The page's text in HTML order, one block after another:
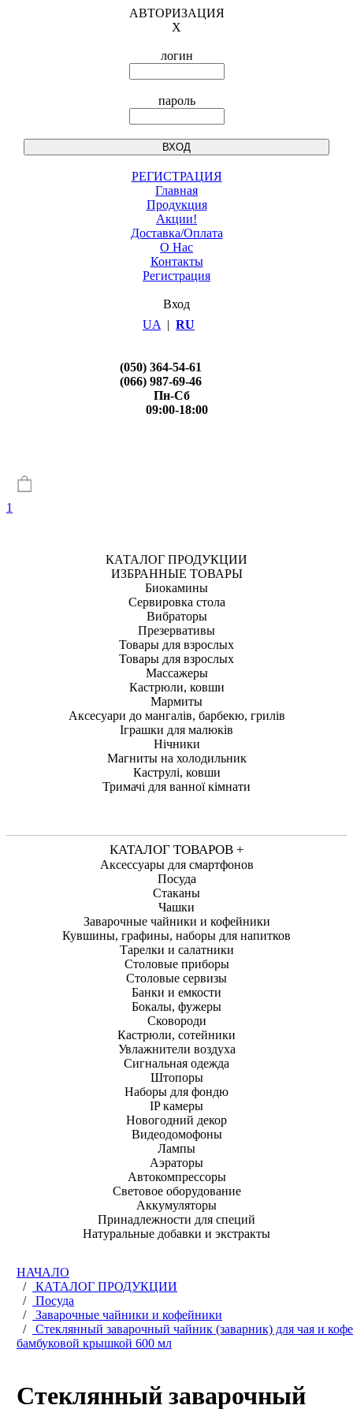
АВТОРИЗАЦИЯ
X
логин
пароль
РЕГИСТРАЦИЯ
Главная
Продукция
Акции!
Доставка/Оплата
О Нас
Контакты
Регистрация
Вход
UA | RU
(050) 364-54-61
(066) 987-69-46
Пн-Сб
09:00-18:00
1
КАТАЛОГ ПРОДУКЦИИ
ИЗБРАННЫЕ ТОВАРЫ
Биокамины
Сервировка стола
Вибраторы
Презервативы
Товары для взрослых
Товары для взрослых
Массажеры
Кастрюли, ковши
Мармиты
Аксесуари до мангалів, барбекю, грилів
Іграшки для малюків
Нічники
Магниты на холодильник
Каструлі, ковши
Тримачі для ванної кімнати
КАТАЛОГ ТОВАРОВ +
Аксессуары для смартфонов
Посуда
Стаканы
Чашки
Заварочные чайники и кофейники
Кувшины, графины, наборы для напитков
Тарелки и салатники
Столовые приборы
Столовые сервизы
Банки и емкости
Бокалы, фужеры
Сковороди
Кастрюли, сотейники
Увлажнители воздуха
Сигнальная одежда
Штопоры
Наборы для фондю
IP камеры
Новогодний декор
Видеодомофоны
Лампы
Аэраторы
Автокомпрессоры
Световое оборудование
Аккумуляторы
Принадлежности для специй
Натуральные добавки и экстракты
НАЧАЛО
/
КАТАЛОГ ПРОДУКЦИИ
/
Посуда
/
Заварочные чайники и кофейники
/
Стеклянный заварочный чайник (заварник) для чая и
бамбуковой крышкой 600 мл
Стеклянный заварочный